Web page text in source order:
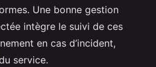
Une bonne gestion
intègre le suivi de ces
en cas d’incident,
service.